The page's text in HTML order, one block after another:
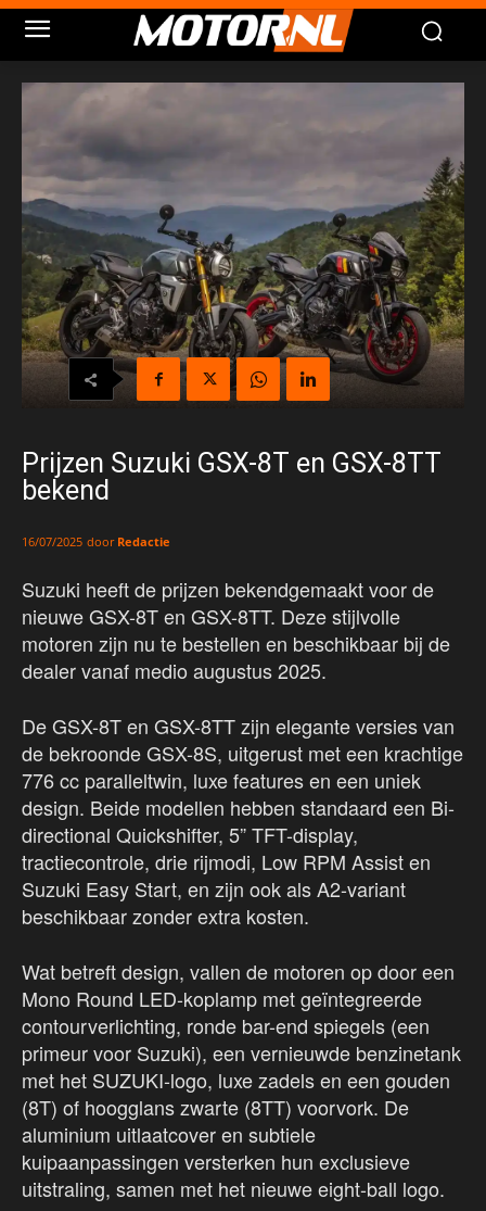
Prijzen Suzuki GSX-8T en GSX-8TT
bekend
16/07/2025 door Redactie
Suzuki heeft de prijzen bekendgemaakt voor de
nieuwe GSX-8T en GSX-8TT. Deze stijlvolle
motoren zijn nu te bestellen en beschikbaar bij de
dealer vanaf medio augustus 2025.
De GSX-8T en GSX-8TT zijn elegante versies van
de bekroonde GSX-8S, uitgerust met een krachtige
776 cc paralleltwin, luxe features en een uniek
design. Beide modellen hebben standaard een Bi-
directional Quickshifter, 5” TFT-display,
tractiecontrole, drie rijmodi, Low RPM Assist en
Suzuki Easy Start, en zijn ook als A2-variant
beschikbaar zonder extra kosten.
Wat betreft design, vallen de motoren op door een
Mono Round LED-koplamp met geïntegreerde
contourverlichting, ronde bar-end spiegels (een
primeur voor Suzuki), een vernieuwde benzinetank
met het SUZUKI-logo, luxe zadels en een gouden
(8T) of hoogglans zwarte (8TT) voorvork. De
aluminium uitlaatcover en subtiele
kuipaanpassingen versterken hun exclusieve
uitstraling, samen met het nieuwe eight-ball logo.